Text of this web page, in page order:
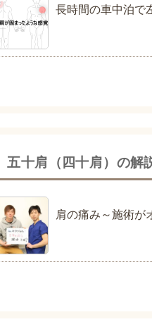
長時間の車中泊で
五十肩（四十肩）の解
肩の痛み～施術が